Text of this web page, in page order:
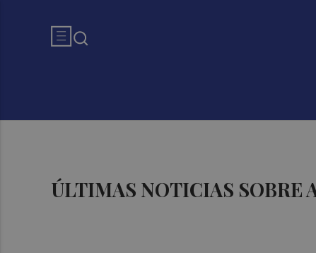
ÚLTIMAS NOTICIAS SOBRE